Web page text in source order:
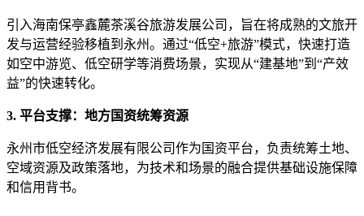
引入海南保亭鑫麓茶溪谷旅游发展公司，旨在将成熟的文旅开
发与运营经验移植到永州。通过“低空+旅游”模式，快速打造
如空中游览、低空研学等消费场景，实现从“建基地”到“产效
益”的快速转化。
3. 平台支撑：地方国资统筹资源
永州市低空经济发展有限公司作为国资平台，负责统筹土地、
空域资源及政策落地，为技术和场景的融合提供基础设施保障
和信用背书。